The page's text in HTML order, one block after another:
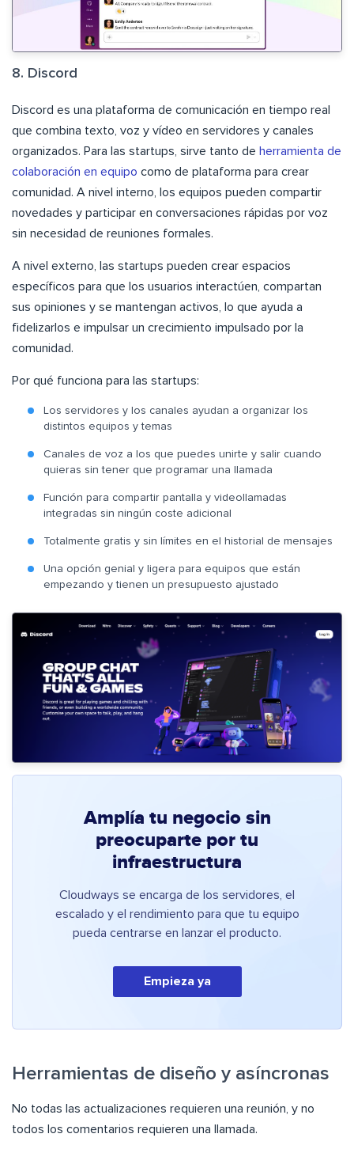
8. Discord
Discord es una plataforma de comunicación en tiempo real
que combina texto, voz y vídeo en servidores y canales
organizados. Para las startups, sirve tanto de herramienta de
colaboración en equipo como de plataforma para crear
comunidad. A nivel interno, los equipos pueden compartir
novedades y participar en conversaciones rápidas por voz
sin necesidad de reuniones formales.
A nivel externo, las startups pueden crear espacios
específicos para que los usuarios interactúen, compartan
sus opiniones y se mantengan activos, lo que ayuda a
fidelizarlos e impulsar un crecimiento impulsado por la
comunidad.
Por qué funciona para las startups:
Los servidores y los canales ayudan a organizar los
distintos equipos y temas
Canales de voz a los que puedes unirte y salir cuando
quieras sin tener que programar una llamada
Función para compartir pantalla y videollamadas
integradas sin ningún coste adicional
Totalmente gratis y sin límites en el historial de mensajes
Una opción genial y ligera para equipos que están
empezando y tienen un presupuesto ajustado
Amplía tu negocio sin
preocuparte por tu
infraestructura
Cloudways se encarga de los servidores, el
escalado y el rendimiento para que tu equipo
pueda centrarse en lanzar el producto.
Empieza ya
Herramientas de diseño y asíncronas
No todas las actualizaciones requieren una reunión, y no
todos los comentarios requieren una llamada.